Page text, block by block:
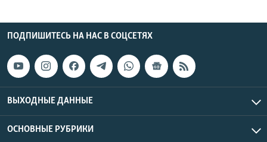
ПОДПИШИТЕСЬ НА НАС В СОЦСЕТЯХ
ВЫХОДНЫЕ ДАННЫЕ
ОСНОВНЫЕ РУБРИКИ